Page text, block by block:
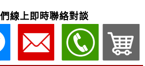
線上即時聯絡對談